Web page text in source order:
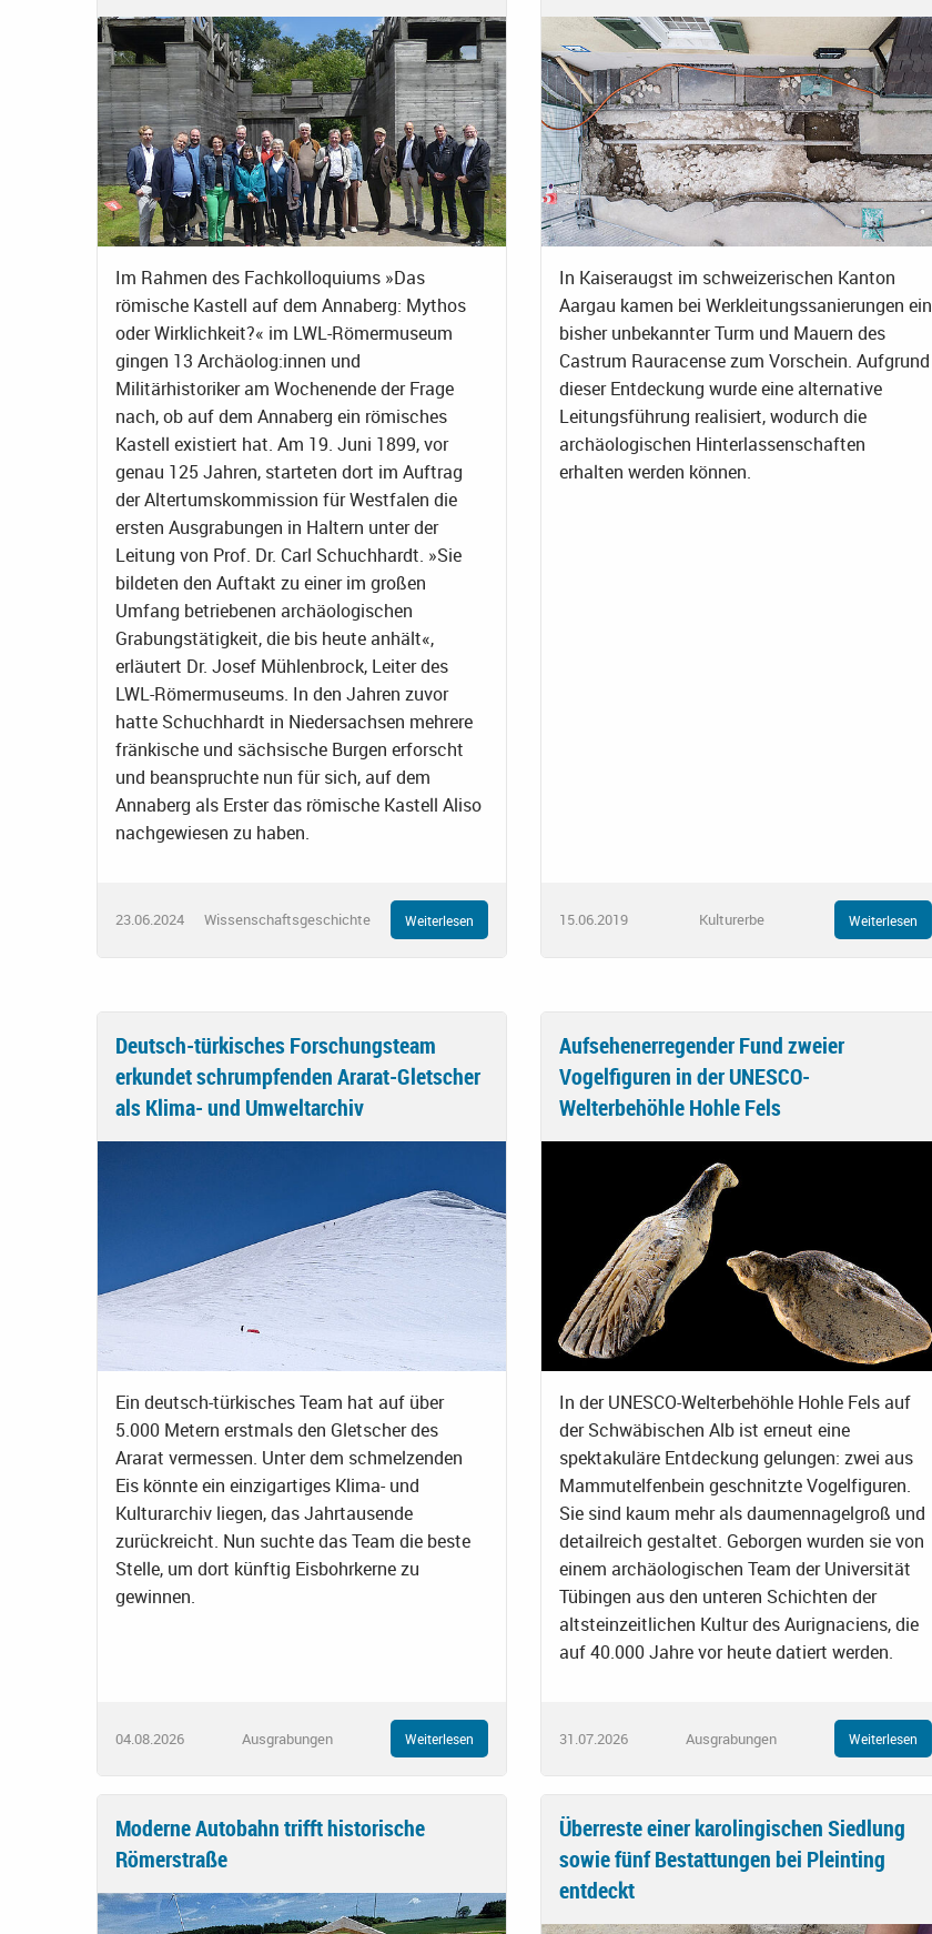
Im Rahmen des Fachkolloquiums »Das
römische Kastell auf dem Annaberg: Mythos
oder Wirklichkeit?« im LWL-Römermuseum
gingen 13 Archäolog:innen und
Militärhistoriker am Wochenende der Frage
nach, ob auf dem Annaberg ein römisches
Kastell existiert hat. Am 19. Juni 1899, vor
genau 125 Jahren, starteten dort im Auftrag
der Altertumskommission für Westfalen die
ersten Ausgrabungen in Haltern unter der
Leitung von Prof. Dr. Carl Schuchhardt. »Sie
bildeten den Auftakt zu einer im großen
Umfang betriebenen archäologischen
Grabungstätigkeit, die bis heute anhält«,
erläutert Dr. Josef Mühlenbrock, Leiter des
LWL-Römermuseums. In den Jahren zuvor
hatte Schuchhardt in Niedersachsen mehrere
fränkische und sächsische Burgen erforscht
und beanspruchte nun für sich, auf dem
Annaberg als Erster das römische Kastell Aliso
nachgewiesen zu haben.
23.06.2024 Wissenschaftsgeschichte Weiterlesen
In Kaiseraugst im schweizerischen Kanton
Aargau kamen bei Werkleitungssanierungen ein
bisher unbekannter Turm und Mauern des
Castrum Rauracense zum Vorschein. Aufgrund
dieser Entdeckung wurde eine alternative
Leitungsführung realisiert, wodurch die
archäologischen Hinterlassenschaften
erhalten werden können.
15.06.2019 Kulturerbe Weiterlesen
Deutsch-türkisches Forschungsteam
erkundet schrumpfenden Ararat-Gletscher
als Klima- und Umweltarchiv
Ein deutsch-türkisches Team hat auf über
5.000 Metern erstmals den Gletscher des
Ararat vermessen. Unter dem schmelzenden
Eis könnte ein einzigartiges Klima- und
Kulturarchiv liegen, das Jahrtausende
zurückreicht. Nun suchte das Team die beste
Stelle, um dort künftig Eisbohrkerne zu
gewinnen.
04.08.2026 Ausgrabungen Weiterlesen
Aufsehenerregender Fund zweier
Vogelfiguren in der UNESCO-
Welterbehöhle Hohle Fels
In der UNESCO-Welterbehöhle Hohle Fels auf
der Schwäbischen Alb ist erneut eine
spektakuläre Entdeckung gelungen: zwei aus
Mammutelfenbein geschnitzte Vogelfiguren.
Sie sind kaum mehr als daumennagelgroß und
detailreich gestaltet. Geborgen wurden sie von
einem archäologischen Team der Universität
Tübingen aus den unteren Schichten der
altsteinzeitlichen Kultur des Aurignaciens, die
auf 40.000 Jahre vor heute datiert werden.
31.07.2026 Ausgrabungen Weiterlesen
Moderne Autobahn trifft historische
Römerstraße
Überreste einer karolingischen Siedlung
sowie fünf Bestattungen bei Pleinting
entdeckt